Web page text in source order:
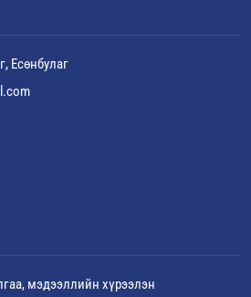
Есөнбулаг
мэдээллийн хүрээлэн